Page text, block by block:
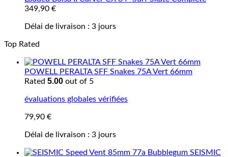
349,90 €
Délai de livraison : 3 jours
Top Rated
POWELL PERALTA SFF Snakes 75A Vert 66mm
Rated 5.00 out of 5
évaluations globales vérifiées
79,90 €
Délai de livraison : 3 jours
SEISMIC